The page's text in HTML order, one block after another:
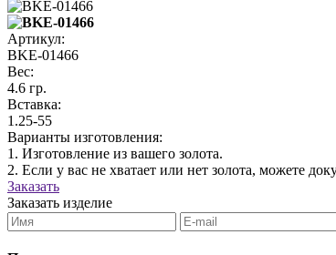
Артикул:
BKЕ-01466
Вес:
4.6 гр.
Вставка:
1.25-55
Варианты изготовления:
1. Изготовление из вашего золота.
2. Если у вас не хватает или нет золота, можете
Заказать
Заказать изделие